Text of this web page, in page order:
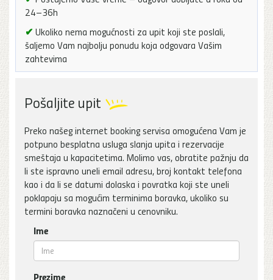
24–36h
✔ Ukoliko nema mogućnosti za upit koji ste poslali,
šaljemo Vam najbolju ponudu koja odgovara Vašim
zahtevima
Pošaljite upit
Preko našeg internet booking servisa omogućena Vam je
potpuno besplatna usluga slanja upita i rezervacije
smeštaja u kapacitetima. Molimo vas, obratite pažnju da
li ste ispravno uneli email adresu, broj kontakt telefona
kao i da li se datumi dolaska i povratka koji ste uneli
poklapaju sa mogućim terminima boravka, ukoliko su
termini boravka naznačeni u cenovniku.
Ime
Prezime